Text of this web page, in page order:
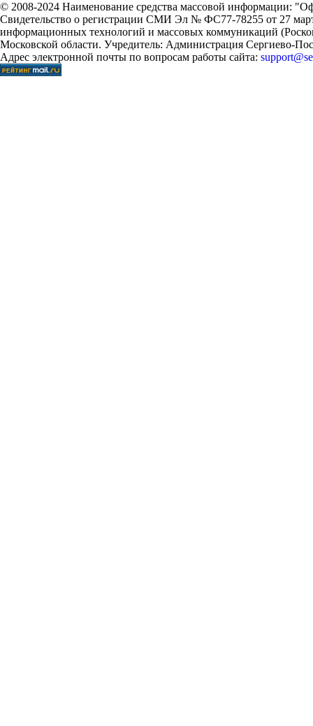
© 2008-2024 Наименование средства массовой информации:
Свидетельство о регистрации СМИ Эл № ФС77-78255 от 27
информационных технологий и массовых коммуникаций
Московской области. Учредитель: Администрация Сергиево-
Адрес электронной почты по вопросам работы сайта: